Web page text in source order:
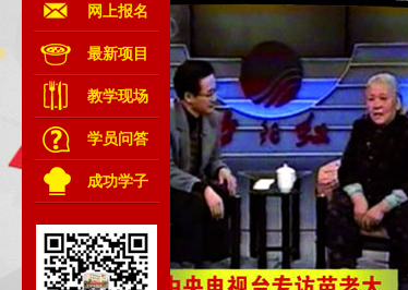
网上报名
最新项目
教学现场
学员问答
成功学子